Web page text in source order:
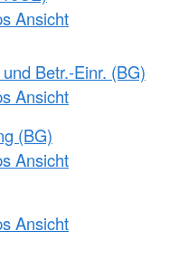
Ansicht
Betr.-Einr. (BG)
Ansicht
(BG)
Ansicht
Ansicht